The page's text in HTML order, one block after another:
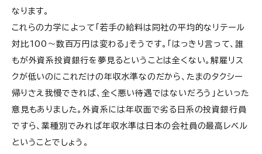
なります。
これらの力学によって「若手の給料は同社の平均的なリテール
対比100〜数百万円は変わる」そうです。「はっきり言って、誰
もが外資系投資銀行を夢見るということは全くない。解雇リス
クが低いのにこれだけの年収水準なのだから、たまのタクシー
帰りさえ我慢できれば、全く悪い待遇ではないだろう」といった
意見もありました。外資系には年収面で劣る日系の投資銀行員
ですら、業種別でみれば年収水準は日本の会社員の最高レベル
ということでしょう。